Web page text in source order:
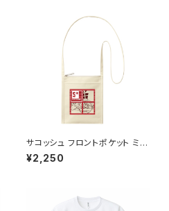
ス 洗い替え 人気 定番 重ね着 s
aritikari American casual o
riginal シンプル nolife norid
サコッシュ フロントポケット ミニ
サコッシュ ポーチ オリジナル 巾
着 プリント バッグ 袋 財布 スマ
入れ ベーシック バイクプレゼン
¥2,250